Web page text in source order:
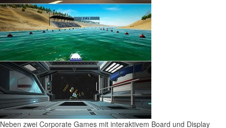
Neben zwei Corporate Games mit interaktivem Board und Display